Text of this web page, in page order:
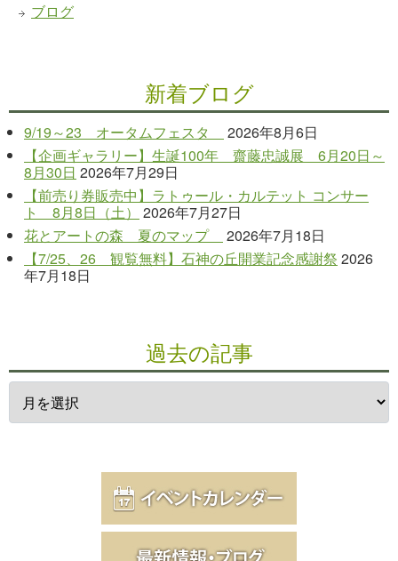
ブログ
新着ブログ
9/19～23 オータムフェスタ
2026年8月6日
【企画ギャラリー】生誕100年 齋藤忠誠展 6月20日～
8月30日 2026年7月29日
【前売り券販売中】ラトゥール・カルテット コンサー
ト 8月8日（土）
2026年7月27日
花とアートの森 夏のマップ
2026年7月18日
【7/25、26 観覧無料】石神の丘開業記念感謝祭 2026
年7月18日
過去の記事